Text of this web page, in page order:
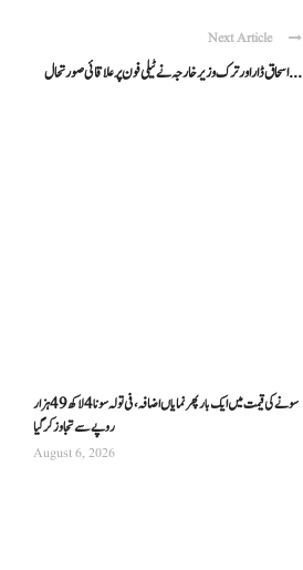
Next Article
اسحاق ڈار اور ترک وزیر خارجہ نے ٹیلی فون پر علاقائی صورتحال ...
سونے کی قیمت میں ایک بار پھر نمایاں اضافہ، فی تولہ سونا 4 لاکھ 49 ہزار
روپے سے تجاوز کرگیا
August 6, 2026